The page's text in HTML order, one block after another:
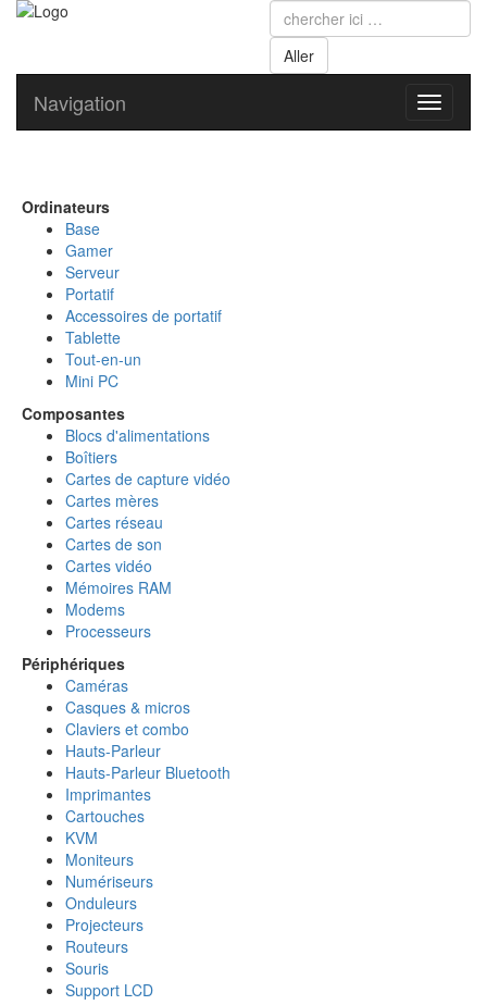
Toggle
Navigation
Ordinateurs
Base
Gamer
Serveur
Portatif
Accessoires de portatif
Tablette
Tout-en-un
Mini PC
Composantes
Blocs d'alimentations
Boîtiers
Cartes de capture vidéo
Cartes mères
Cartes réseau
Cartes de son
Cartes vidéo
Mémoires RAM
Modems
Processeurs
Périphériques
Caméras
Casques & micros
Claviers et combo
Hauts-Parleur
Hauts-Parleur Bluetooth
Imprimantes
Cartouches
KVM
Moniteurs
Numériseurs
Onduleurs
Projecteurs
Routeurs
Souris
Support LCD